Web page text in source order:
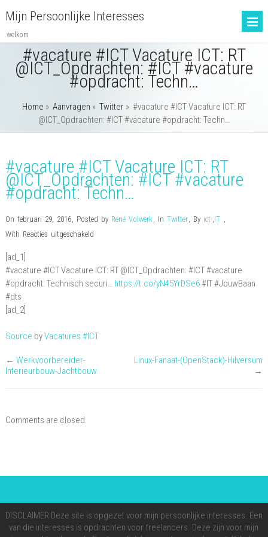
Mijn Persoonlijke Interesses
welkom
#vacature #ICT Vacature ICT: RT
@ICT_Opdrachten: #ICT #vacature
#opdracht: Techn…
Home » Aanvragen » Twitter » #vacature #ICT Vacature ICT: RT
@ICT_Opdrachten: #ICT #vacature #opdracht: Techn…
#vacature #ICT Vacature ICT: RT
@ICT_Opdrachten: #ICT #vacature
#opdracht: Techn…
On februari 29, 2016, Posted by René Volwerk, In Twitter, By ict-,IT ,
With Reacties uitgeschakeldvoor
Vacature
#ICT
#opdracht:
[ad_1]
#vacature #ICT Vacature ICT: RT @ICT_Opdrachten: #ICT #vacature
#opdracht: Technisch securi… https://t.co/yN45YrDSe6#IT #JouwBaan
#dts
[ad_2]
Source byVacatures #ICT
← Werkvoorbereider-
Interieurbouw-Jachtbouw
Linux-Fanaat-(OpenStack)-Hilversum
→
Comments are closed.
DISCLAIMER Deze site is opgezet voor mijn persoonlijke interesses. Een
van die interesses is opdrachten voor freelancers. Deze zijn voor mijn